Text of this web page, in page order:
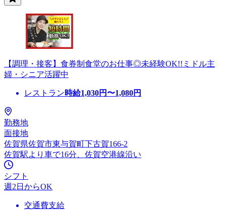
【調理・接客】食券制食堂のお仕事◎未経験OK!!ミドル主
婦・シニア活躍中
レストラン時給1,030円〜1,080円
勤務地
面接地
佐賀県佐賀市東与賀町下古賀166-2
佐賀駅より車で16分、佐賀空港線沿い
シフト
週2日からOK
交通費支給